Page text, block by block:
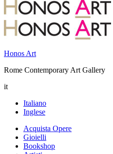
Honos Art
Rome Contemporary Art Gallery
it
Italiano
Inglese
Acquista Opere
Gioielli
Bookshop